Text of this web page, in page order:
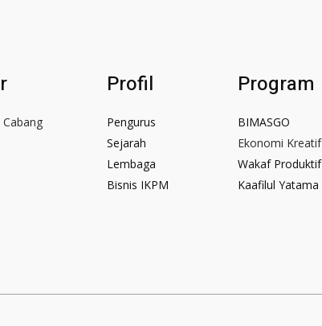
Profil
Pengurus
Sejarah
Lembaga
Bisnis IKPM
Program
BIMASGO
Ekonomi Kreatif
Wakaf Produktif
Kaafilul Yatama